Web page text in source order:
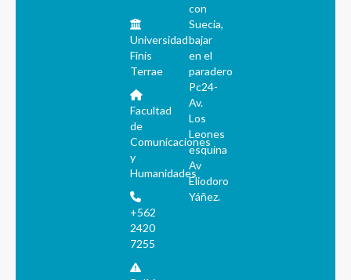
Universidad
Finis
Terrae
Facultad
de
Comunicaciones
y
Humanidades
+562
2420
7255
con
Suecia,
bajar
en el
paradero
Pc24-
Av.
Los
Leones
esquina
Av
Eliodoro
Yáñez.